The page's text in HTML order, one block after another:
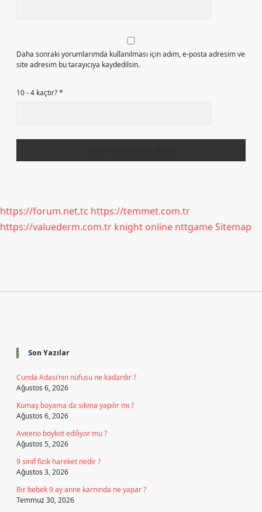
Daha sonraki yorumlarımda kullanılması için adım, e-posta adresim ve
site adresim bu tarayıcıya kaydedilsin.
10 - 4 kaçtır?*
https://forum.net.tc https://temmet.com.tr
https://valuederm.com.tr knight online nttgameSitemap
Son Yazılar
Cunda Adası’nın nüfusu ne kadardır ?
Ağustos 6, 2026
Kumaş boyama da sıkma yapılır mı ?
Ağustos 6, 2026
Aveeno boykot ediliyor mu ?
Ağustos 5, 2026
9 sinif fizik hareket nedir ?
Ağustos 3, 2026
Bir bebek 9 ay anne karnında ne yapar ?
Temmuz 30, 2026